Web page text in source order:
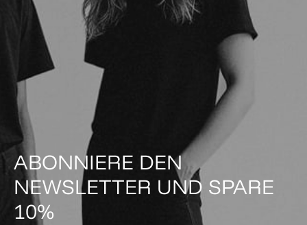
ABONNIERE DEN
NEWSLETTER UND SPARE
10%